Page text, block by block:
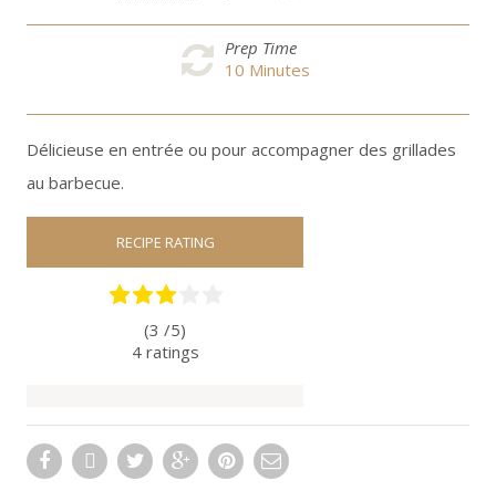
Prep Time
10 Minutes
Délicieuse en entrée ou pour accompagner des grillades
au barbecue.
RECIPE RATING
(3 /5)
4 ratings